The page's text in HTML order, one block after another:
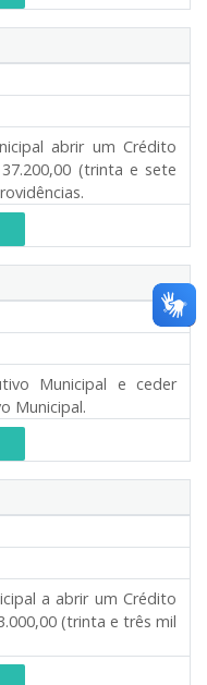
abrir um Crédito
(trinta e sete
Municipal e ceder
Municipal.
a abrir um Crédito
(trinta e três mil